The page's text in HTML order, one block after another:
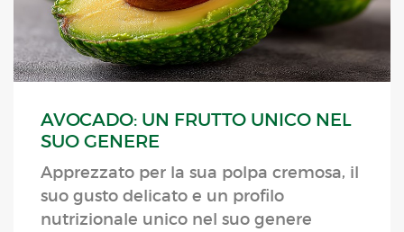
AVOCADO: UN FRUTTO UNICO NEL
SUO GENERE
Apprezzato per la sua polpa cremosa, il
suo gusto delicato e un profilo
nutrizionale unico nel suo genere